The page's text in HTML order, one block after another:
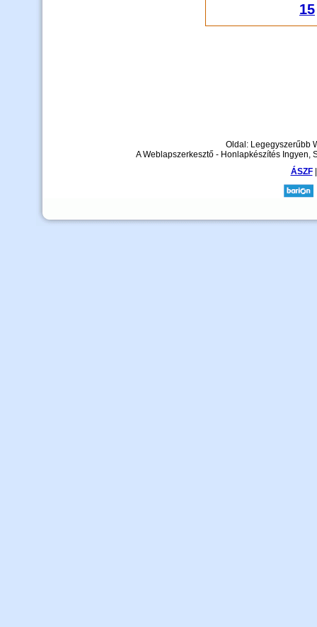
15
Oldal: Legegyszerűbb
A Weblapszerkesztő - Honlapkészítés Ingyen,
ÁSZF